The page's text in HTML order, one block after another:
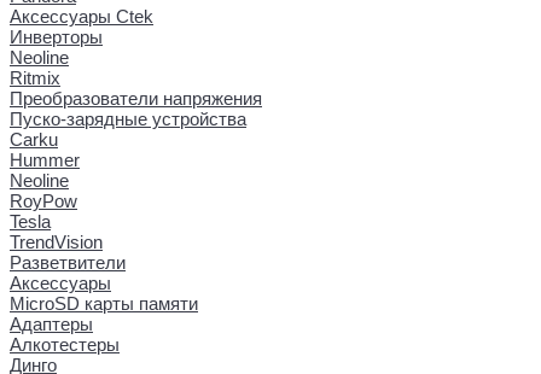
Аксессуары Ctek
Инверторы
Neoline
Ritmix
Преобразователи напряжения
Пуско-зарядные устройства
Carku
Hummer
Neoline
RoyPow
Tesla
TrendVision
Разветвители
Аксессуары
MicroSD карты памяти
Адаптеры
Алкотестеры
Динго